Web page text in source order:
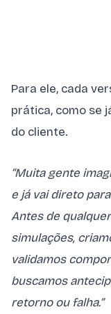
Para ele, cada
prática, como se
do cliente.
“Muita gente
e já vai direto
Antes de
simulações,
validamos
buscamos
retorno ou falha.”